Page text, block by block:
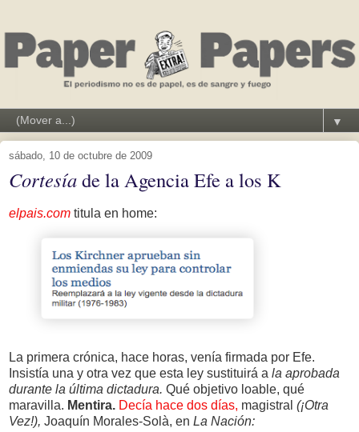
▼
sábado, 10 de octubre de 2009
Cortesíade la Agencia Efe a los K
elpais.com titula en home:
La primera crónica, hace horas, venía firmada por Efe.
Insistía una y otra vez que esta ley sustituirá a la aprobada
durante la última dictadura. Qué objetivo loable, qué
maravilla. Mentira. Decía hace dos días, magistral (¡Otra
Vez!), Joaquín Morales-Solà, en La Nación: